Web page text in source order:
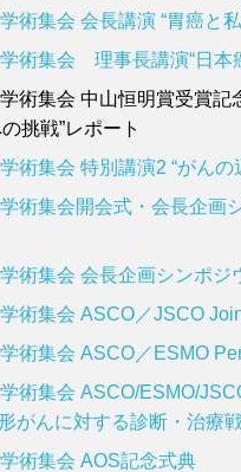
術集会 会長講演 “胃癌と
術集会 理事長講演“日本
術集会 中山恒明賞受賞
挑戦”レポート
術集会 特別講演2 “がん
術集会開会式・会長企画
術集会 会長企画シンポジ
術集会 ASCO／JSCO
術集会 ASCO／ESMO
術集会 ASCO/ESMO/
がんに対する診断・治療
術集会 AOS記念式典